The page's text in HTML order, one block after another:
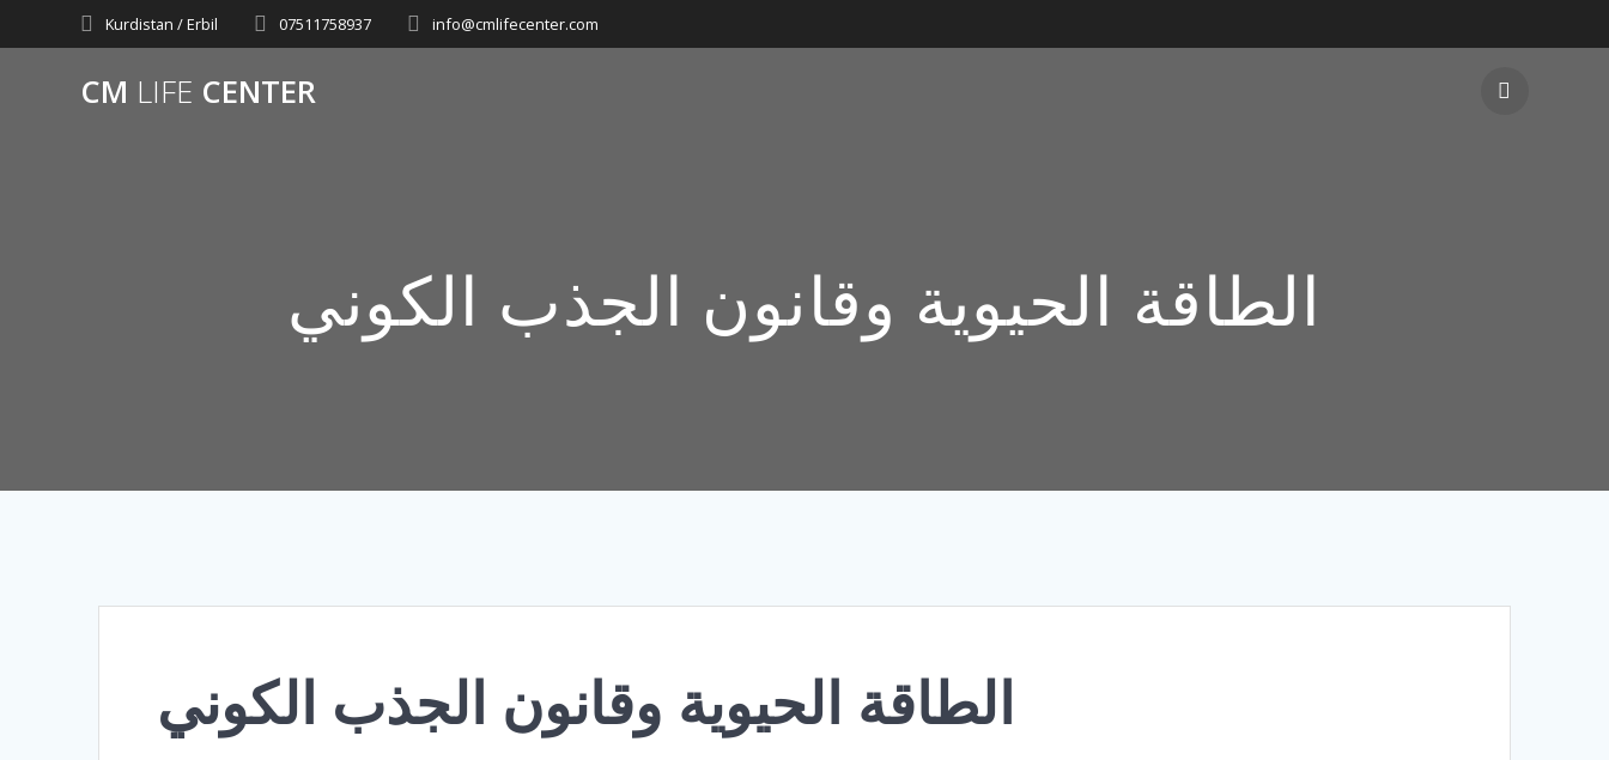
to
Kurdistan / Erbil 07511758937 info@cmlifecenter.com
CM LIFE CENTER
الطاقة الحيوية وقانون الجذب الكوني
الطاقة الحيوية وقانون الجذب الكوني